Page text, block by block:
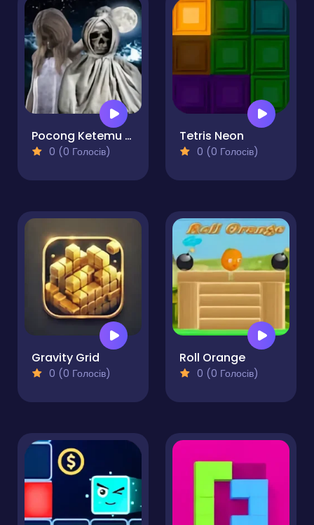
Pocong Ketemu Kuntilanak
0 (0 Голосів)
Tetris Neon
0 (0 Голосів)
Gravity Grid
0 (0 Голосів)
Roll Orange
0 (0 Голосів)